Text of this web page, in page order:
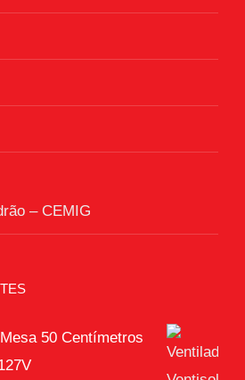
– CEMIG
50 Centímetros